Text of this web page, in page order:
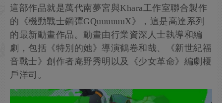
這部作品就是萬代南夢宮與Khara工作室聯合製作
的《機動戰士鋼彈GQuuuuuuX》，這是高達系列
的最新動畫作品。動畫由行業資深人士執導和編
劇，包括《特別的她》導演鶴卷和哉、《新世紀福
音戰士》創作者庵野秀明以及《少女革命》編劇榎
戶洋司。